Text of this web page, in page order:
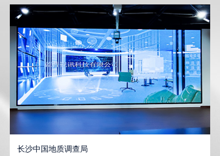
长沙中国地质调查局